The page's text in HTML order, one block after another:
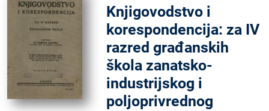
Knjigovodstvo i
korespondencija: za IV
razred građanskih
škola zanatsko-
industrijskog i
poljoprivrednog